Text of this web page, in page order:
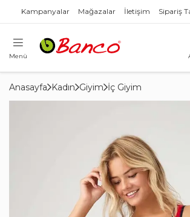
Kampanyalar Mağazalar İletişim Sipariş
Menü
Anasayfa Kadın Giyim İç Giyim